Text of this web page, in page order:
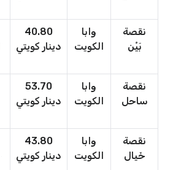
نقصة
بَيْن
وابا
الكويت
40.80
دينار كويتي
نقصة
ساحل
وابا
الكويت
53.70
دينار كويتي
نقصة
خَيال
وابا
الكويت
43.80
دينار كويتي